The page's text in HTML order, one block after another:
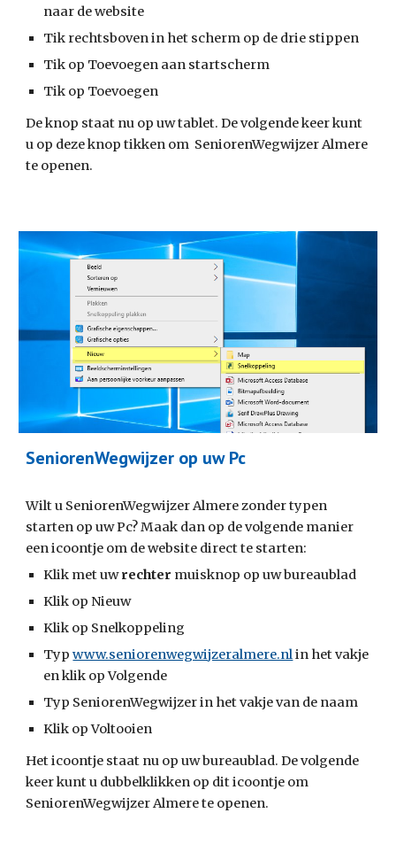
naar de website
Tik rechtsboven in het scherm op de drie stippen
Tik op Toevoegen aan startscherm
Tik op Toevoegen
De knop staat nu op uw tablet. De volgende keer kunt
u op deze knop tikken om  SeniorenWegwijzer Almere
te openen.
SeniorenWegwijzer op uw Pc
Wilt u SeniorenWegwijzer Almere zonder typen
starten op uw Pc? Maak dan op de volgende manier
een icoontje om de website direct te starten:
Klik met uw rechter muisknop op uw bureaublad
Klik op Nieuw
Klik op Snelkoppeling
Typ www.seniorenwegwijzeralmere.nl in het vakje
en klik op Volgende
Typ SeniorenWegwijzer in het vakje van de naam
Klik op Voltooien
Het icoontje staat nu op uw bureaublad. De volgende
keer kunt u dubbelklikken op dit icoontje om
SeniorenWegwijzer Almere te openen.